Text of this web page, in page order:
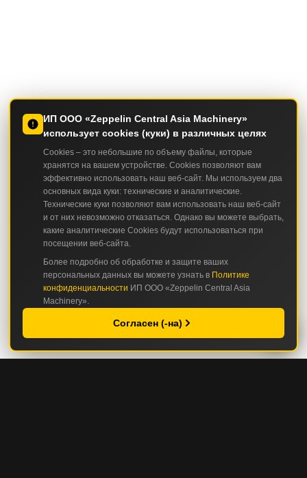
ИП ООО «Zeppelin Central Asia Machinery»
использует cookies (куки) в различных целях
Cookies – это небольшие по объему файлы, которые
хранятся на вашем устройстве. Cookies позволяют вам
эффективно использовать наш веб-сайт. Мы используем два
основных вида куки: технические и аналитические.
Технические куки позволяют вам использовать наш веб-сайт
и от них невозможно отказаться. Однако вы можете выбрать,
какие аналитические Cookies будут использоваться при
посещении веб-сайта.
Более подробно об обработке и защите ваших
персональных данных вы можете узнать в Политике
конфиденциальности ИП ООО «Zeppelin Central Asia
Machinery».
Согласен (-на)